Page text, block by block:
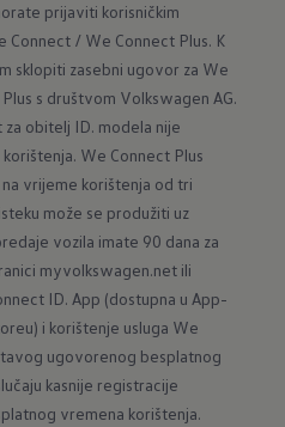
prijaviti korisničkim
Connect / We Connect Plus. K
sklopiti zasebni ugovor za We
s društvom Volkswagen AG.
obitelj ID. modela nije
We Connect Plus
vrijeme korištenja od tri
može se produžiti uz
vozila imate 90 dana za
myvolkswagen.net ili
ID. App (dostupna u App-
i korištenje usluga We
ugovorenog besplatnog
kasnije registracije
vremena korištenja.